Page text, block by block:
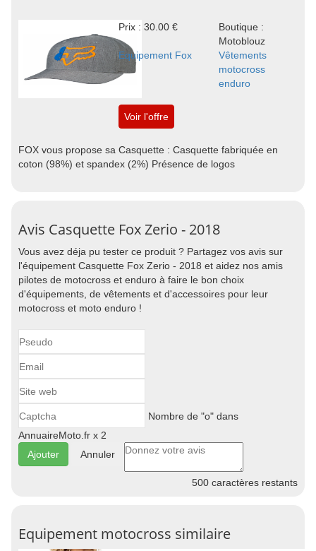
Prix : 30.00 €
Boutique :
Motoblouz
Equipement Fox
Vêtements
motocross
enduro
Voir l'offre
FOX vous propose sa Casquette : Casquette fabriquée en
coton (98%) et spandex (2%) Présence de logos
Avis Casquette Fox Zerio - 2018
Vous avez déja pu tester ce produit ? Partagez vos avis sur
l'équipement Casquette Fox Zerio - 2018 et aidez nos amis
pilotes de motocross et enduro à faire le bon choix
d'équipements, de vêtements et d'accessoires pour leur
motocross et moto enduro !
Nombre de "o" dans
AnnuaireMoto.fr x 2
Annuler
500 caractères restants
Equipement motocross similaire